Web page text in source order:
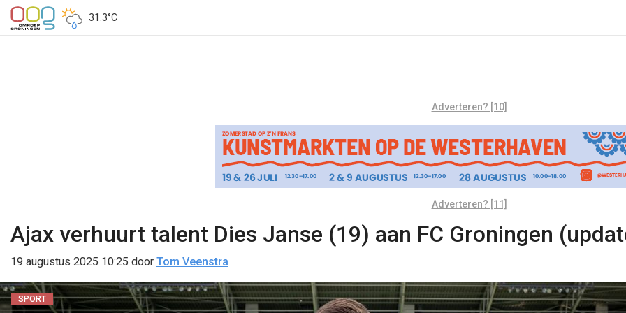
31.3°C
Adverteren? [10]
Adverteren? [11]
Ajax verhuurt talent Dies Janse (19) aan FC Groningen
19 augustus 2025 10:25 door Tom Veenstra
SPORT